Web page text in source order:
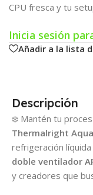
CPU fresca y tu
Inicia sesión
Añadir a la lista
Descripción
❄️ Mantén tu
Thermalright
refrigeración
doble ventilador
y creadores que